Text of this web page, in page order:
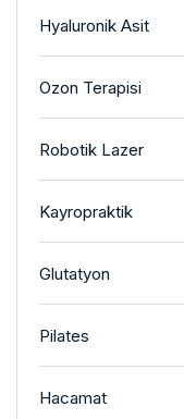
Hyaluronik Asit
Ozon Terapisi
Robotik Lazer
Kayropraktik
Glutatyon
Pilates
Hacamat